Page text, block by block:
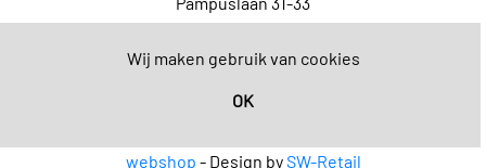
Wij maken gebruik van cookies
OK
1087 HP Amsterdam
020-7372029
webshop - Design bySW-Retail